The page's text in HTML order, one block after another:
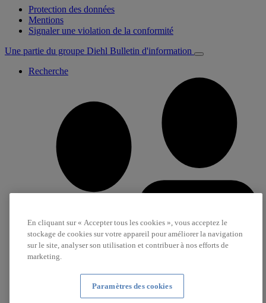
Protection des données
Mentions
Signaler une violation de la conformité
Une partie du groupe Diehl Bulletin d'information
Recherche
En cliquant sur « Accepter tous les cookies », vous acceptez le
stockage de cookies sur votre appareil pour améliorer la navigation
sur le site, analyser son utilisation et contribuer à nos efforts de
marketing.
Paramètres des cookies